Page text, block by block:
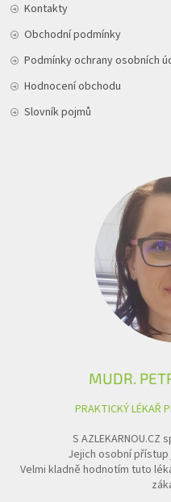
Kontakty
Obchodní podmínky
Podmínky ochrany osobních
Hodnocení obchodu
Slovník pojmů
MUDR.
PRAKTICKÝ LÉKAŘ
S
Jejich osobní
Velmi kladně hodnotím tuto